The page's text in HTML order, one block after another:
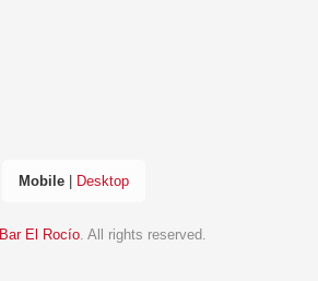
Mobile| Desktop
Bar El Rocío. All rights reserved.